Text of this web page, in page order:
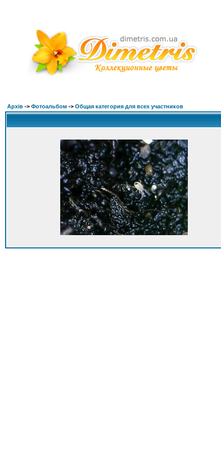
Архів -> Фотоальбом -> Общая категория для всех участников